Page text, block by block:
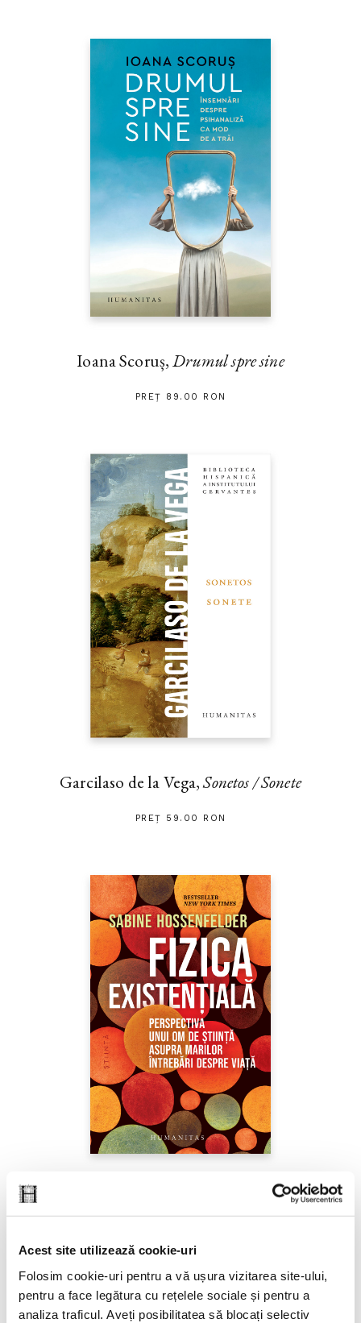
Acest site utilizează cookie-uri
Folosim cookie-uri pentru a vă ușura vizitarea site-ului,
pentru a face legătura cu rețelele sociale și pentru a
analiza traficul. Aveți posibilitatea să blocați selectiv
Ioana Scoruș,Drumul spre sine
PREȚ 89.00 RON
Garcilaso de la Vega,Sonetos / Sonete
PREȚ 59.00 RON
Fizica existenţială